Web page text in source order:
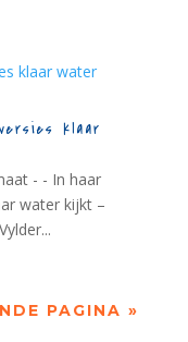
klaar
- - In haar
water kijkt –
PAGINA »